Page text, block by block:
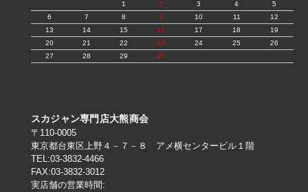
1 2 3 4
5
6
7 8 9 10 11
12
13
14 15 16 17 18
19
20
21 22 23 24 25
26
27
28 29 30
スカジャン専門店大熊商会
〒110-0005
東京都台東区上野４－７－８ アメ横センタービル１階
TEL:03-3832-4466
FAX:03-3832-3012
実店舗の営業時間: